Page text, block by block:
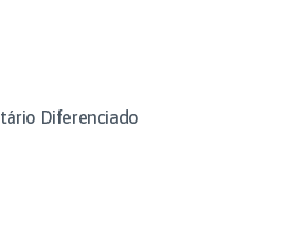
Diferenciado